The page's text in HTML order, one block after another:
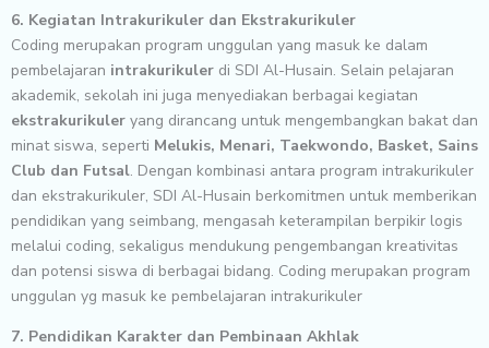
6. Kegiatan Intrakurikuler dan Ekstrakurikuler
Coding merupakan program unggulan yang masuk ke dalam
pembelajaran intrakurikuler di SDI Al-Husain. Selain pelajaran
akademik, sekolah ini juga menyediakan berbagai kegiatan
ekstrakurikuler yang dirancang untuk mengembangkan bakat dan
minat siswa, seperti Melukis, Menari, Taekwondo, Basket, Sains
Club dan Futsal. Dengan kombinasi antara program intrakurikuler
dan ekstrakurikuler, SDI Al-Husain berkomitmen untuk memberikan
pendidikan yang seimbang, mengasah keterampilan berpikir logis
melalui coding, sekaligus mendukung pengembangan kreativitas
dan potensi siswa di berbagai bidang. Coding merupakan program
unggulan yg masuk ke pembelajaran intrakurikuler
7. Pendidikan Karakter dan Pembinaan Akhlak